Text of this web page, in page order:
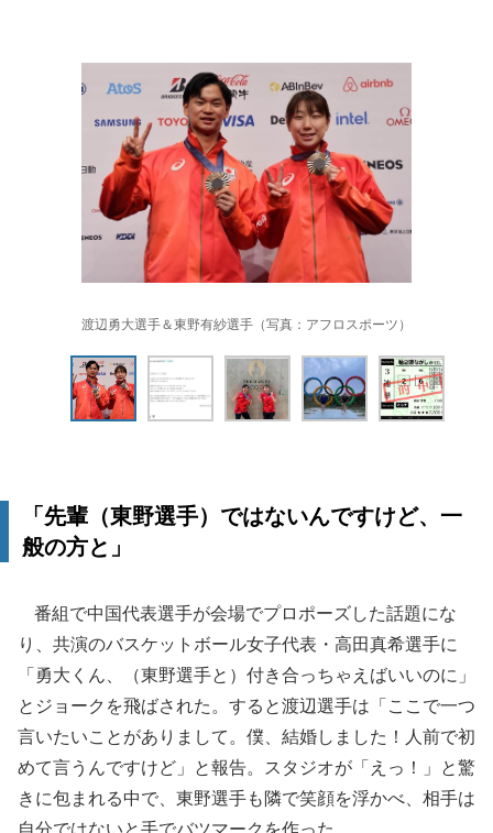
渡辺勇大選手＆東野有紗選手（写真：アフロスポーツ）
「先輩（東野選手）ではないんですけど、一
般の方と」
番組で中国代表選手が会場でプロポーズした話題にな
り、共演のバスケットボール女子代表・高田真希選手に
「勇大くん、（東野選手と）付き合っちゃえばいいのに」
とジョークを飛ばされた。すると渡辺選手は「ここで一つ
言いたいことがありまして。僕、結婚しました！人前で初
めて言うんですけど」と報告。スタジオが「えっ！」と驚
きに包まれる中で、東野選手も隣で笑顔を浮かべ、相手は
自分ではないと手でバツマークを作った。